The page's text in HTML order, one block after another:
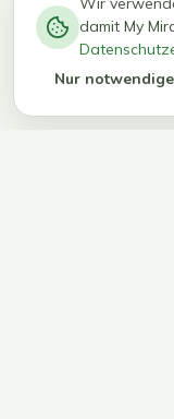
kg in 12
Wochen
erreichen
ihr Ziel
damit My
Nur notwendige